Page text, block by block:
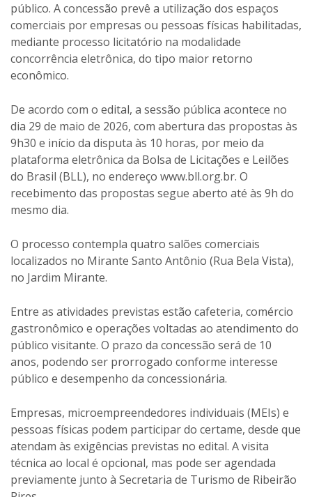
público. A concessão prevê a utilização dos espaços
comerciais por empresas ou pessoas físicas habilitadas,
mediante processo licitatório na modalidade
concorrência eletrônica, do tipo maior retorno
econômico.
De acordo com o edital, a sessão pública acontece no
dia 29 de maio de 2026, com abertura das propostas às
9h30 e início da disputa às 10 horas, por meio da
plataforma eletrônica da Bolsa de Licitações e Leilões
do Brasil (BLL), no endereço www.bll.org.br. O
recebimento das propostas segue aberto até às 9h do
mesmo dia.
O processo contempla quatro salões comerciais
localizados no Mirante Santo Antônio (Rua Bela Vista),
no Jardim Mirante.
Entre as atividades previstas estão cafeteria, comércio
gastronômico e operações voltadas ao atendimento do
público visitante. O prazo da concessão será de 10
anos, podendo ser prorrogado conforme interesse
público e desempenho da concessionária.
Empresas, microempreendedores individuais (MEIs) e
pessoas físicas podem participar do certame, desde que
atendam às exigências previstas no edital. A visita
técnica ao local é opcional, mas pode ser agendada
previamente junto à Secretaria de Turismo de Ribeirão